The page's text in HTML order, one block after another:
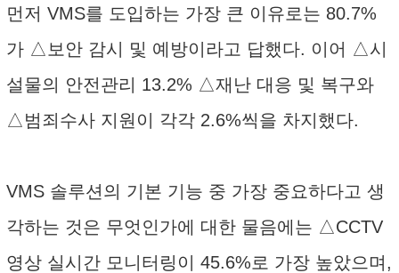
먼저 VMS를 도입하는 가장 큰 이유로는 80.7%
가 △보안 감시 및 예방이라고 답했다. 이어 △시
설물의 안전관리 13.2% △재난 대응 및 복구와
△범죄수사 지원이 각각 2.6%씩을 차지했다.
VMS 솔루션의 기본 기능 중 가장 중요하다고 생
각하는 것은 무엇인가에 대한 물음에는 △CCTV
영상 실시간 모니터링이 45.6%로 가장 높았으며,